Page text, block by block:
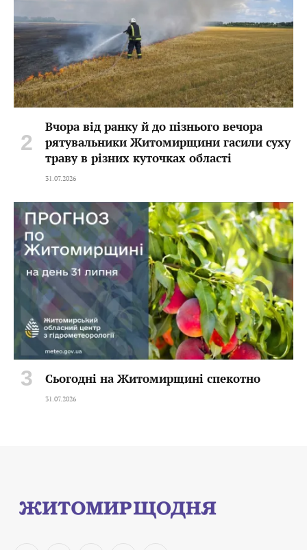
Вчора від ранку й до пізнього вечора
рятувальники Житомирщини гасили суху
траву в різних куточках області
31.07.2026
Сьогодні на Житомирщині спекотно
31.07.2026